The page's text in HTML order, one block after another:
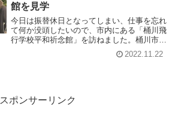
館を見学
今日は振替休日となってしまい、仕事を忘れ
て何か没頭したいので、市内にある「桶川飛
行学校平和祈念館」を訪ねました。桶川市と
川島町の境にかかる太郎右衛門橋の手前、東
武バスの桶川駅発川越駅ゆきの「柏原」のあ
2022.11.22
スポンサーリンク